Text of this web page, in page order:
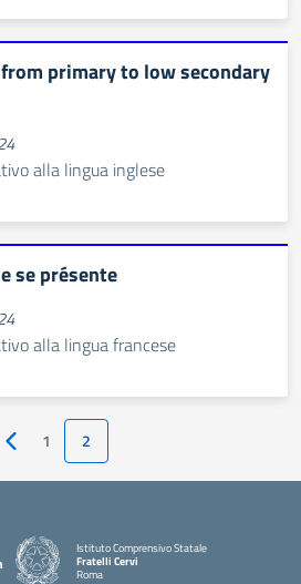
primary to low secondary
alla lingua inglese
se présente
alla lingua francese
Pagina precedente
1 2
Istituto Comprensivo Statale
Fratelli Cervi
Roma